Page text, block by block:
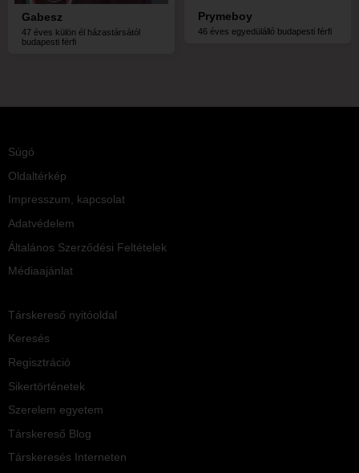
Gabesz
47 éves külön él házastársától
budapesti férfi
Prymeboy
46 éves egyedülálló budapesti férfi
Súgó
Oldaltérkép
Impresszum, kapcsolat
Adatvédelem
Általános Szerződési Feltételek
Médiaajánlat
Társkereső nyitóoldal
Keresés
Regisztráció
Sikertörténetek
Szerelem egyetem
Társkereső Blog
Társkeresés Interneten